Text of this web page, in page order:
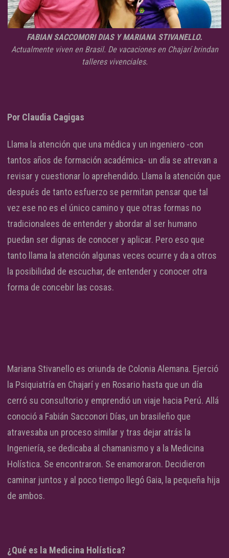
FABIAN SACCOMORI DIAS Y MARIANA STIVANELLO.
Actualmente viven en Brasil. De vacaciones en Chajarí brindan
talleres vivenciales.
Por Claudia Cagigas
Llama la atención que una médica y un ingeniero -con
tantos años de formación académica- un día se atrevan a
revisar y cuestionar lo aprehendido. Llama la atención que
después de tanto esfuerzo se permitan pensar que tal
vez ese no es el único camino y que otras formas no
tradicionalees de entender y abordar al ser humano
puedan ser dignas de conocer y aplicar. Pero eso que
tanto llama la atención algunas veces ocurre y da a otros
la posibilidad de escuchar, de entender y conocer otra
forma de concebir las cosas.
Mariana Stivanello es oriunda de Colonia Alemana. Ejerció
la Psiquiatría en Chajarí y en Rosario hasta que un día
cerró su consultorio y emprendió un viaje hacia Perú. Allá
conoció a Fabián Sacconori Días, un brasileño que
atravesaba un proceso similar y tras dejar atrás la
Ingeniería, se dedicaba al chamanismo y a la Medicina
Holística. Se encontraron. Se enamoraron. Decidieron
caminar juntos y al poco tiempo llegó Gaia, la pequeña hija
de ambos.
¿Qué es la Medicina Holística?